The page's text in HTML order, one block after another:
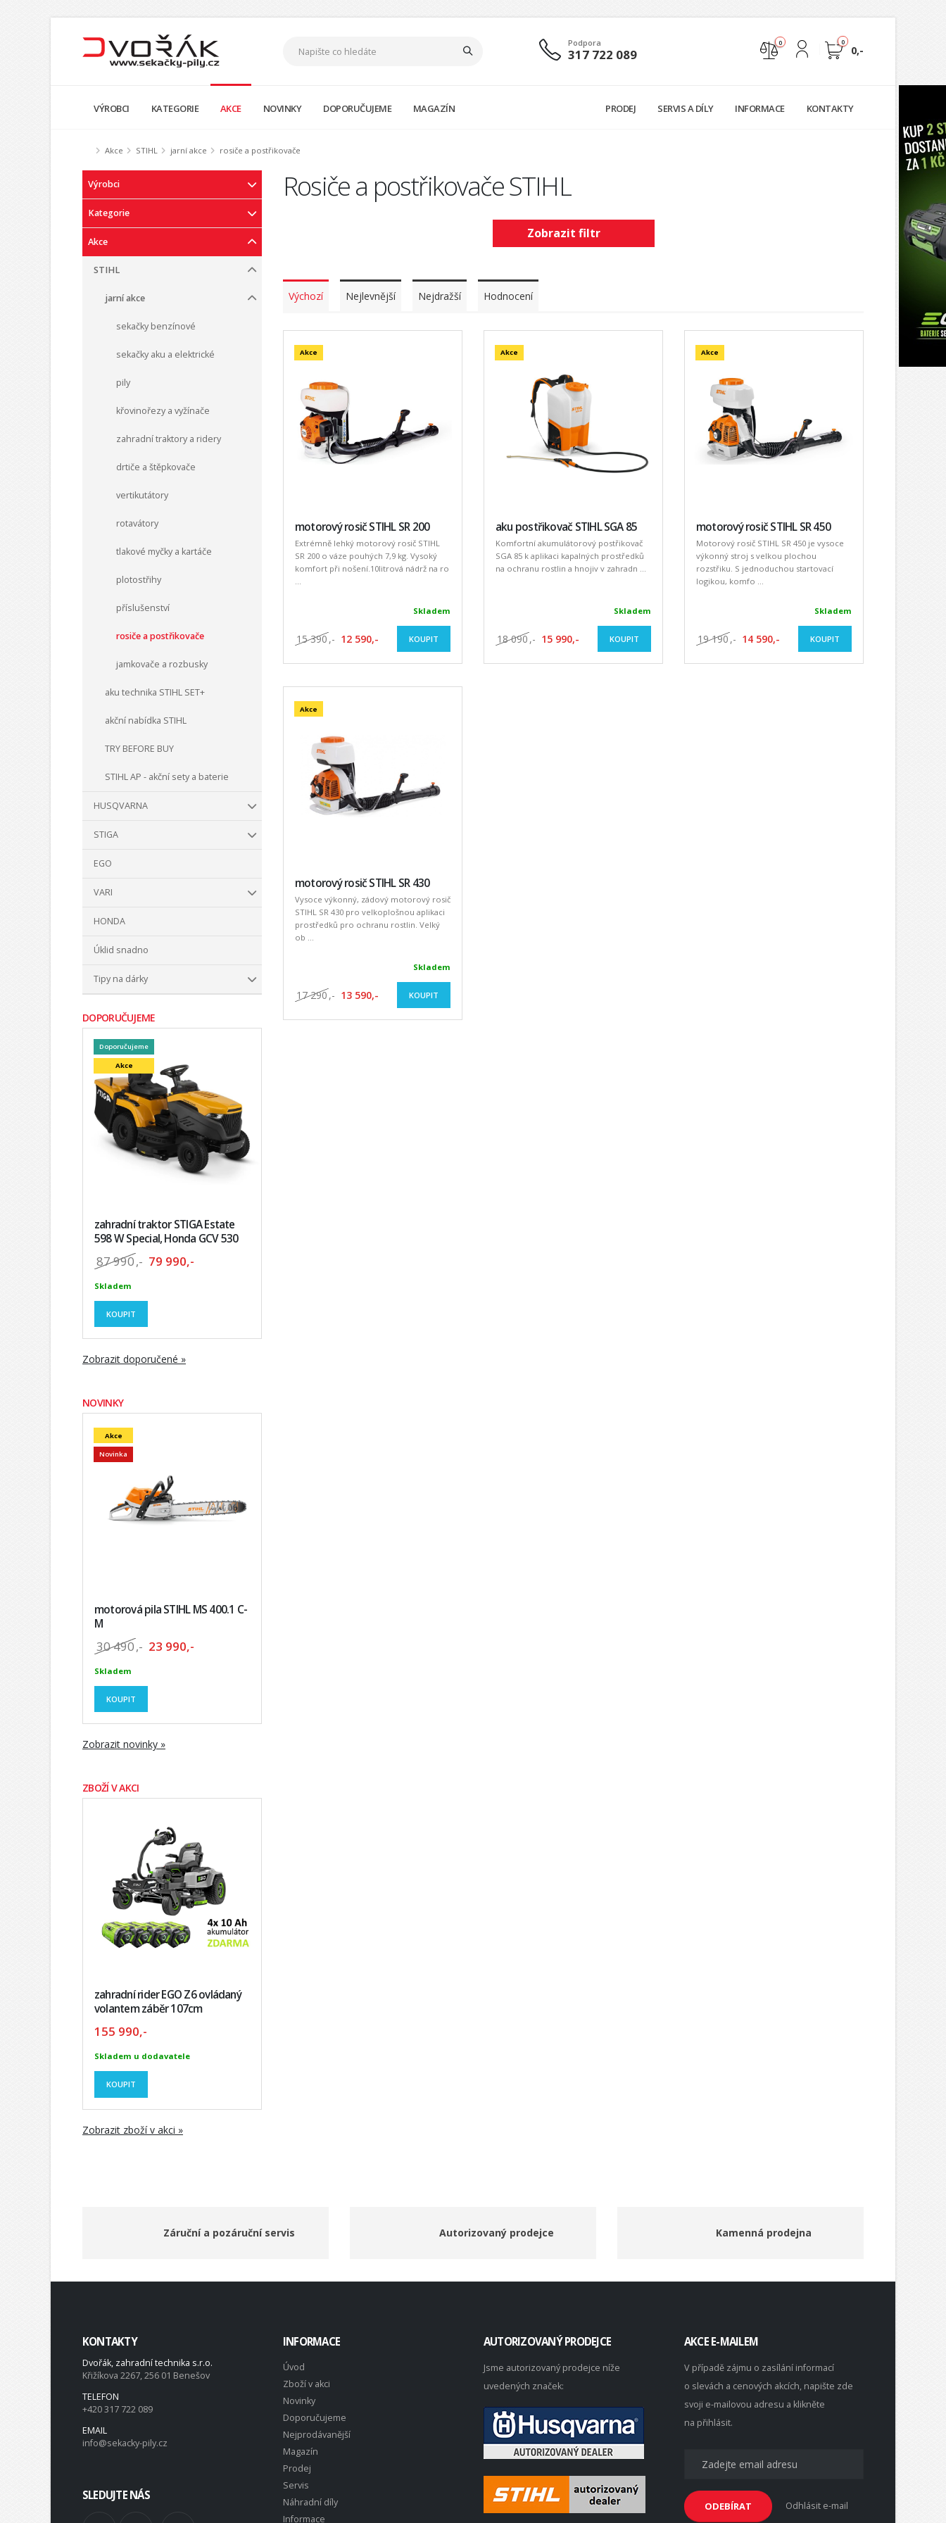
Podpora
317 722 089
0
0,-
0
VÝROBCI KATEGORIE AKCE NOVINKY DOPORUČUJEME MAGAZÍN PRODEJ SERVIS A DÍLY INFORMACE KONTAKTY
Akce STIHL jarní akce rosiče a postřikovače
Výrobci
Kategorie
Akce
STIHL
jarní akce
sekačky benzínové
sekačky aku a elektrické
pily
křovinořezy a vyžínače
zahradní traktory a ridery
drtiče a štěpkovače
vertikutátory
rotavátory
tlakové myčky a kartáče
plotostřihy
příslušenství
rosiče a postřikovače
jamkovače a rozbusky
aku technika STIHL SET+
akční nabídka STIHL
TRY BEFORE BUY
STIHL AP - akční sety a baterie
HUSQVARNA
STIGA
EGO
VARI
HONDA
Úklid snadno
Tipy na dárky
DOPORUČUJEME
Doporučujeme
Akce
zahradní traktor STIGA Estate
598 W Special, Honda GCV 530
87 990,- 79 990,-
Skladem
KOUPIT
Zobrazit doporučené »
NOVINKY
Akce
Novinka
motorová pila STIHL MS 400.1 C-
M
30 490,- 23 990,-
Skladem
KOUPIT
Zobrazit novinky »
ZBOŽÍ V AKCI
zahradní rider EGO Z6 ovládaný
volantem záběr 107cm
155 990,-
Skladem u dodavatele
KOUPIT
Zobrazit zboží v akci »
Rosiče a postřikovače STIHL
Zobrazit filtr
Výchozí Nejlevnější Nejdražší Hodnocení
Akce
motorový rosič STIHL SR 200
Extrémně lehký motorový rosič STIHL
SR 200 o váze pouhých 7,9 kg. Vysoký
komfort při nošení.10litrová nádrž na ro
Skladem
15 390 ,- 12 590,- KOUPIT
Akce
aku postřikovač STIHL SGA 85
Komfortní akumulátorový postřikovač
SGA 85 k aplikaci kapalných prostředků
na ochranu rostlin a hnojiv v zahradn ...
Skladem
18 090 ,- 15 990,- KOUPIT
Akce
motorový rosič STIHL SR 450
Motorový rosič STIHL SR 450 je vysoce
výkonný stroj s velkou plochou
rozstřiku. S jednoduchou startovací
logikou, komfo ...
Skladem
19 190 ,- 14 590,- KOUPIT
Akce
motorový rosič STIHL SR 430
Vysoce výkonný, zádový motorový rosič
STIHL SR 430 pro velkoplošnou aplikaci
prostředků pro ochranu rostlin. Velký
ob ...
Skladem
17 290 ,- 13 590,- KOUPIT
Záruční a pozáruční servis Autorizovaný prodejce Kamenná prodejna
KONTAKTY
Dvořák, zahradní technika s.r.o.
Křižíkova 2267, 256 01 Benešov
TELEFON
+420 317 722 089
EMAIL
info@sekacky-pily.cz
SLEDUJTE NÁS
INFORMACE
Úvod
Zboží v akci
Novinky
Doporučujeme
Nejprodávanější
Magazín
Prodej
Servis
Náhradní díly
Informace
AUTORIZOVANÝ PRODEJCE
Jsme autorizovaný prodejce níže
uvedených značek:
AKCE E-MAILEM
V případě zájmu o zasílání informací
o slevách a cenových akcích, napište zde
svoji e-mailovou adresu a klikněte
na přihlásit.
ODEBÍRAT Odhlásit e-mail